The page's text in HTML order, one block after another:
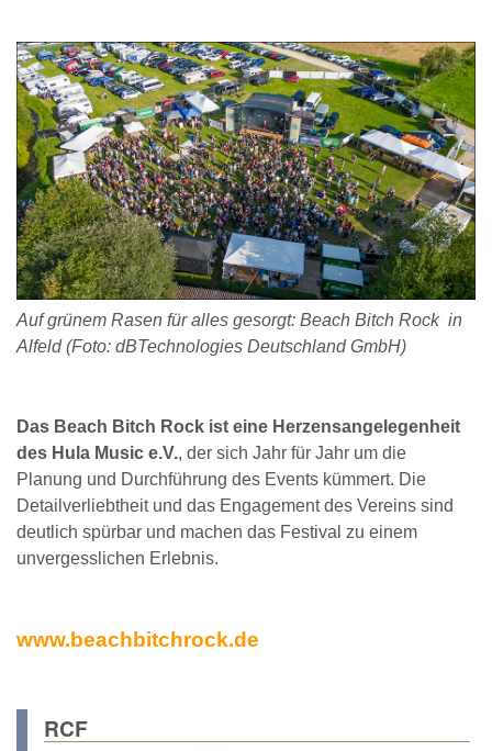
Auf grünem Rasen für alles gesorgt: Beach Bitch Rock in
Alfeld (Foto: dBTechnologies Deutschland GmbH)
Das Beach Bitch Rock ist eine Herzensangelegenheit
des Hula Music e.V., der sich Jahr für Jahr um die
Planung und Durchführung des Events kümmert. Die
Detailverliebtheit und das Engagement des Vereins sind
deutlich spürbar und machen das Festival zu einem
unvergesslichen Erlebnis.
www.beachbitchrock.de
RCF